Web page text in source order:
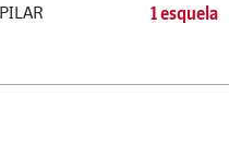
1 esquela